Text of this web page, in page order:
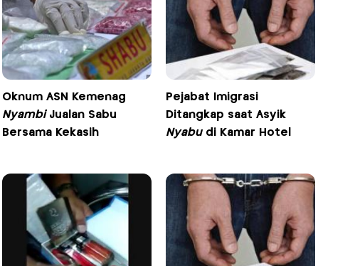
Oknum ASN Kemenag
NyambiJualan Sabu
Bersama Kekasih
Pejabat Imigrasi
Ditangkap saat Asyik
Nyabudi Kamar Hotel